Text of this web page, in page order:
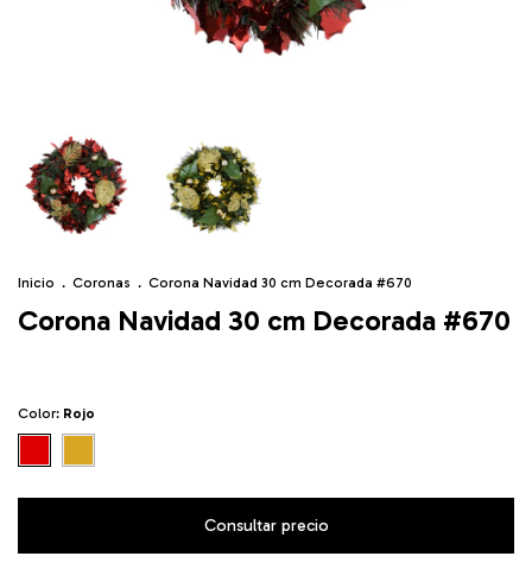
Inicio . Coronas . Corona Navidad 30 cm Decorada #670
Corona Navidad 30 cm Decorada #670
Color: Rojo